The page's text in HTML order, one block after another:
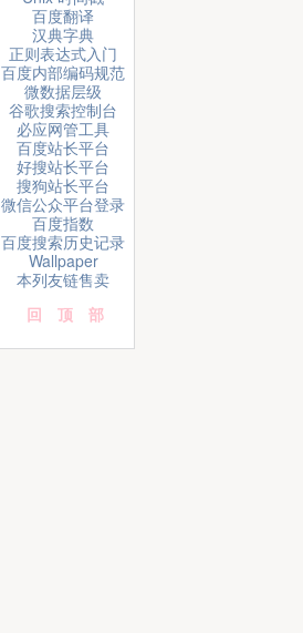
百度翻译
汉典字典
正则表达式入门
百度内部编码规范
微数据层级
谷歌搜索控制台
必应网管工具
百度站长平台
好搜站长平台
搜狗站长平台
微信公众平台登录
百度指数
百度搜索历史记录
Wallpaper
本列友链售卖
回顶部